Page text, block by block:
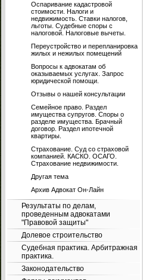
Оспаривание кадастровой
стоимости. Налоги и
недвижимость. Ставки налогов,
льготы. Судебные споры с
налоговой. Налоговые вычеты.
Переустройство и перепланировка
жилых и нежилых помещений
Вопросы к адвокатам об
оказываемых услугах. Запрос
юридической помощи.
Отзывы о нашей консультации
Семейное право. Раздел
имущества супругов. Споры о
разделе имущества. Брачный
договор. Раздел ипотечной
квартиры.
Страхование. Суд со страховой
компанией. КАСКО. ОСАГО.
Страхование недвижимости.
Другая тема
Архив Адвокат Он-Лайн
Результаты по делам,
проведенным адвокатами
"Правовой защиты"
Долевое строительство
Судебная практика. Арбитражная
практика.
Законодательство